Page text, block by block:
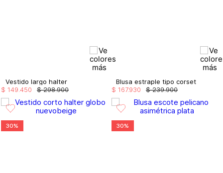
Vestido largo halter
$ 298.900
$ 149.450
Blusa estraple tipo corset
$ 239.900
$ 167.930
30% 30%